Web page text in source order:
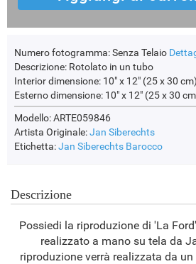
Numero fotogramma:Senza Telaio
Descrizione: Rotolato in un tubo
Interior dimensione: 10" x 12" (25 x 30 cm)
Esterno dimensione: 10" x 12" (25 x 30
Modello: ARTE059846
Artista Originale:Jan Siberechts
Etichetta:Jan Siberechts Barocco
Descrizione
Possiedi la riproduzione di 'La
realizzato a mano su tela da
riproduzione verrà realizzata da